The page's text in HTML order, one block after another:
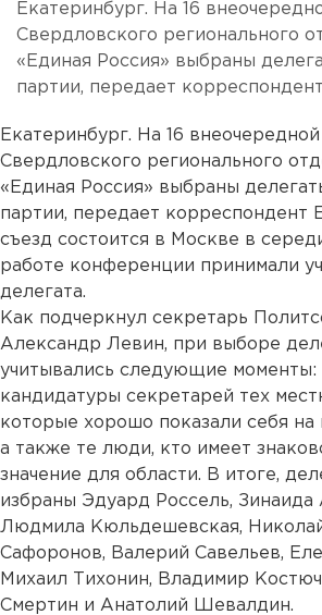
Екатеринбург. На 16
Свердловского регионального
«Единая Россия» выбраны
партии, передает
Екатеринбург. На 16
Свердловского регионального
«Единая Россия» выбраны
партии, передает корреспондент
съезд состоится в Москве в
работе конференции принимали
делегата.
Как подчеркнул секретарь
Александр Левин, при выборе
учитывались следующие моменты:
кандидатуры секретарей тех
которые хорошо показали себя на
а также те люди, кто имеет
значение для области. В итоге,
избраны Эдуард Россель, Зинаида
Людмила Кюльдешевская,
Сафоронов, Валерий Савельев,
Михаил Тихонин, Владимир
Смертин и Анатолий Шевалдин.